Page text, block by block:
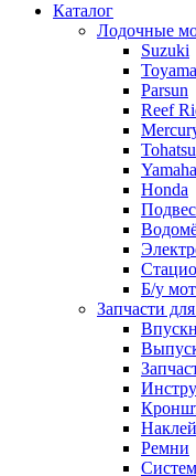
Каталог
Лодочные
Suzuki
Toyama
Parsun
Reef
Tohatsu
Yamaha
Honda
Б/у
Запчасти
Ремни